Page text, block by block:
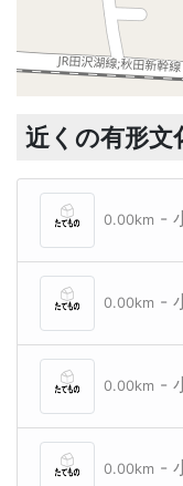
近くの有形文
0.00km -
0.00km -
0.00km -
0.00km -